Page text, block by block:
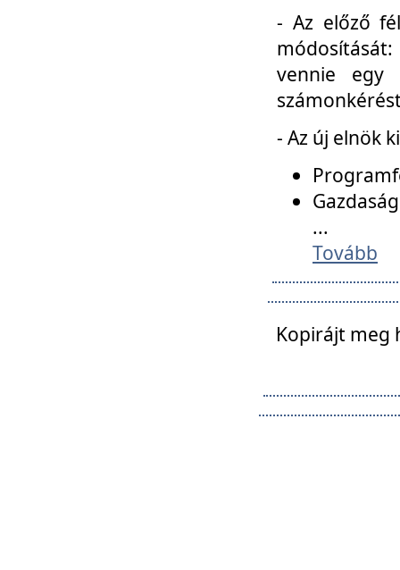
- Az előző
vennie egy
- Az új elnök
...
Tovább
Kopirájt meg